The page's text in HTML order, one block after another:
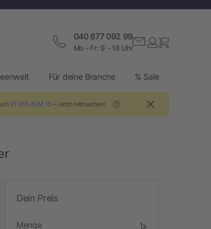
040 877 092 99
Mo - Fr: 9 - 18 Uhr
Für deine Branche % Sale
2T 21S 42M 0S – Jetzt mitmachen! ?
Dein Preis
Menge 1x